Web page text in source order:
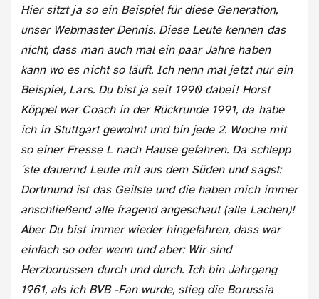
Hier sitzt ja so ein Beispiel für diese Generation,
unser Webmaster Dennis. Diese Leute kennen das
nicht, dass man auch mal ein paar Jahre haben
kann wo es nicht so läuft. Ich nenn mal jetzt nur ein
Beispiel, Lars. Du bist ja seit 1990 dabei! Horst
Köppel war Coach in der Rückrunde 1991, da habe
ich in Stuttgart gewohnt und bin jede 2. Woche mit
so einer Fresse L nach Hause gefahren. Da schlepp
´ste dauernd Leute mit aus dem Süden und sagst:
Dortmund ist das Geilste und die haben mich immer
anschließend alle fragend angeschaut (alle Lachen)!
Aber Du bist immer wieder hingefahren, dass war
einfach so oder wenn und aber: Wir sind
Herzborussen durch und durch. Ich bin Jahrgang
1961, als ich BVB -Fan wurde, stieg die Borussia